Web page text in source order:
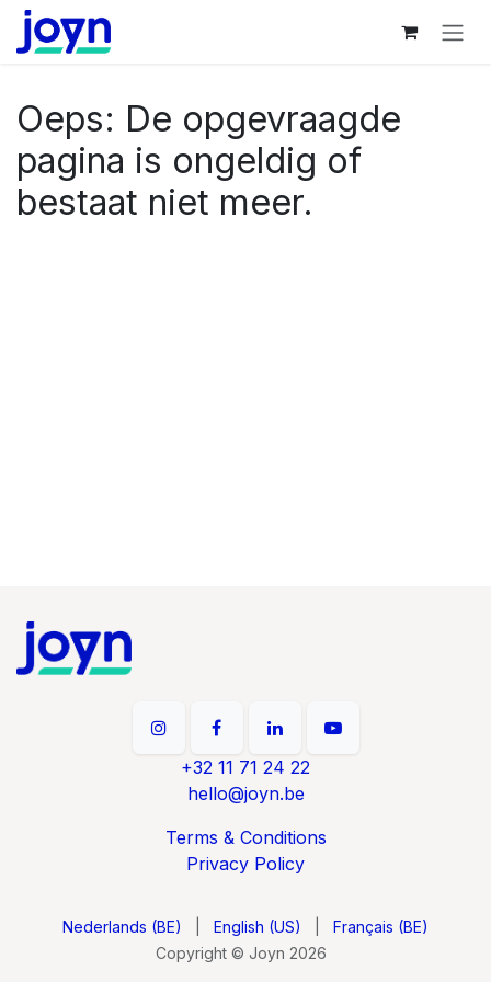
Overslaan naar inhoud
Oeps: De opgevraagde
pagina is ongeldig of
bestaat niet meer.
+32 11 71 24 22
hello@joyn.be
Terms & Conditions
Privacy Policy
Copyright © Joyn 2026
Nederlands (BE) English (US) Français (BE)